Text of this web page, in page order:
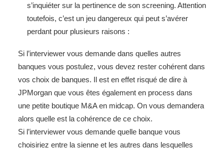
s’inquiéter sur la pertinence de son screening. Attention
toutefois, c’est un jeu dangereux qui peut s’avérer
perdant pour plusieurs raisons :
Si l’interviewer vous demande dans quelles autres
banques vous postulez, vous devez rester cohérent dans
vos choix de banques. Il est en effet risqué de dire à
JPMorgan que vous êtes également en process dans
une petite boutique M&A en midcap. On vous demandera
alors quelle est la cohérence de ce choix.
Si l’interviewer vous demande quelle banque vous
choisiriez entre la sienne et les autres dans lesquelles